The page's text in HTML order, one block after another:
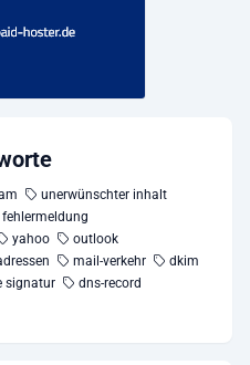
unerwünschter inhalt
fehlermeldung
yahoo
outlook
mail-verkehr
dkim
signatur
dns-record